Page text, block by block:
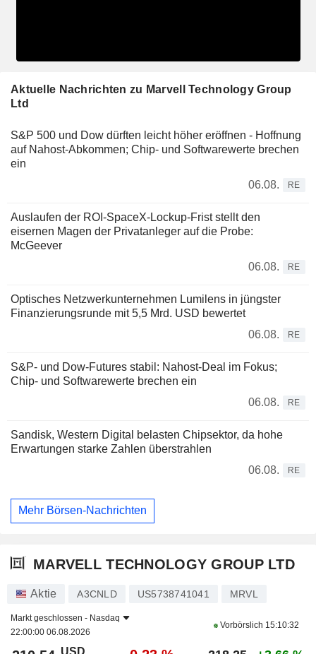
Aktuelle Nachrichten zu Marvell Technology Group
Ltd
S&P 500 und Dow dürften leicht höher eröffnen - Hoffnung
auf Nahost-Abkommen; Chip- und Softwarewerte brechen
ein
06.08.
RE
Auslaufen der ROI-SpaceX-Lockup-Frist stellt den
eisernen Magen der Privatanleger auf die Probe:
McGeever
06.08.
RE
Optisches Netzwerkunternehmen Lumilens in jüngster
Finanzierungsrunde mit 5,5 Mrd. USD bewertet
06.08.
RE
S&P- und Dow-Futures stabil: Nahost-Deal im Fokus;
Chip- und Softwarewerte brechen ein
06.08.
RE
Sandisk, Western Digital belasten Chipsektor, da hohe
Erwartungen starke Zahlen überstrahlen
06.08.
RE
Mehr Börsen-Nachrichten
MARVELL TECHNOLOGY GROUP LTD
Aktie A3CNLD US5738741041 MRVL
Markt geschlossen - Nasdaq
22:00:00 06.08.2026
Vorbörslich 15:10:32
USD